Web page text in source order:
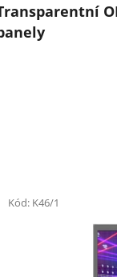
Kód: K46/1